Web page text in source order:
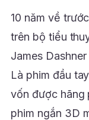
10 năm về
trên bộ tiểu
James
Là phim đầu
vốn được hãng
phim ngắn 3D